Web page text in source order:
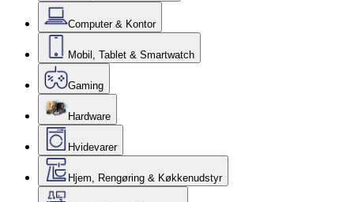
Computer & Kontor
Mobil, Tablet & Smartwatch
Gaming
Hardware
Hvidevarer
Hjem, Rengøring & Køkkenudstyr